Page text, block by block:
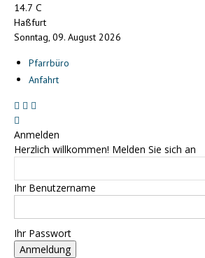
14.7 C
Haßfurt
Sonntag, 09. August 2026
Pfarrbüro
Anfahrt
Anmelden
Herzlich willkommen! Melden Sie sich an
Ihr Benutzername
Ihr Passwort